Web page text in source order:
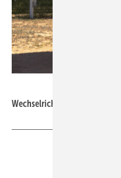
Wechselrichterlösungen von